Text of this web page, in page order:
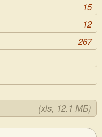
15
12
267
(xls, 12.1 МБ)